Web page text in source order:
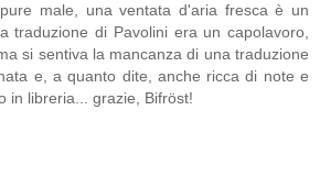
male, una ventata d'aria fresca è un
traduzione di Pavolini era un capolavoro,
si sentiva la mancanza di una traduzione
e, a quanto dite, anche ricca di note e
in libreria... grazie, Bifröst!